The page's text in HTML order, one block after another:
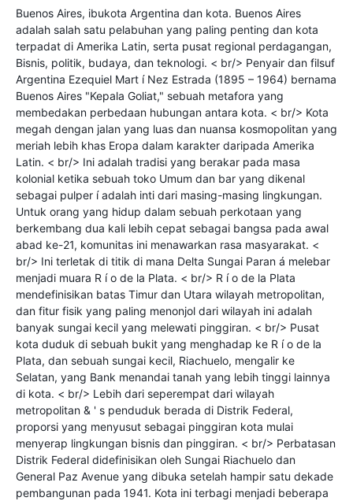
Buenos Aires, ibukota Argentina dan kota. Buenos Aires
adalah salah satu pelabuhan yang paling penting dan kota
terpadat di Amerika Latin, serta pusat regional perdagangan,
Bisnis, politik, budaya, dan teknologi. < br/> Penyair dan filsuf
Argentina Ezequiel Mart í Nez Estrada (1895 – 1964) bernama
Buenos Aires "Kepala Goliat," sebuah metafora yang
membedakan perbedaan hubungan antara kota. < br/> Kota
megah dengan jalan yang luas dan nuansa kosmopolitan yang
meriah lebih khas Eropa dalam karakter daripada Amerika
Latin. < br/> Ini adalah tradisi yang berakar pada masa
kolonial ketika sebuah toko Umum dan bar yang dikenal
sebagai pulper í adalah inti dari masing-masing lingkungan.
Untuk orang yang hidup dalam sebuah perkotaan yang
berkembang dua kali lebih cepat sebagai bangsa pada awal
abad ke-21, komunitas ini menawarkan rasa masyarakat. <
br/> Ini terletak di titik di mana Delta Sungai Paran á melebar
menjadi muara R í o de la Plata. < br/> R í o de la Plata
mendefinisikan batas Timur dan Utara wilayah metropolitan,
dan fitur fisik yang paling menonjol dari wilayah ini adalah
banyak sungai kecil yang melewati pinggiran. < br/> Pusat
kota duduk di sebuah bukit yang menghadap ke R í o de la
Plata, dan sebuah sungai kecil, Riachuelo, mengalir ke
Selatan, yang Bank menandai tanah yang lebih tinggi lainnya
di kota. < br/> Lebih dari seperempat dari wilayah
metropolitan & ' s penduduk berada di Distrik Federal,
proporsi yang menyusut sebagai pinggiran kota mulai
menyerap lingkungan bisnis dan pinggiran. < br/> Perbatasan
Distrik Federal didefinisikan oleh Sungai Riachuelo dan
General Paz Avenue yang dibuka setelah hampir satu dekade
pembangunan pada 1941. Kota ini terbagi menjadi beberapa